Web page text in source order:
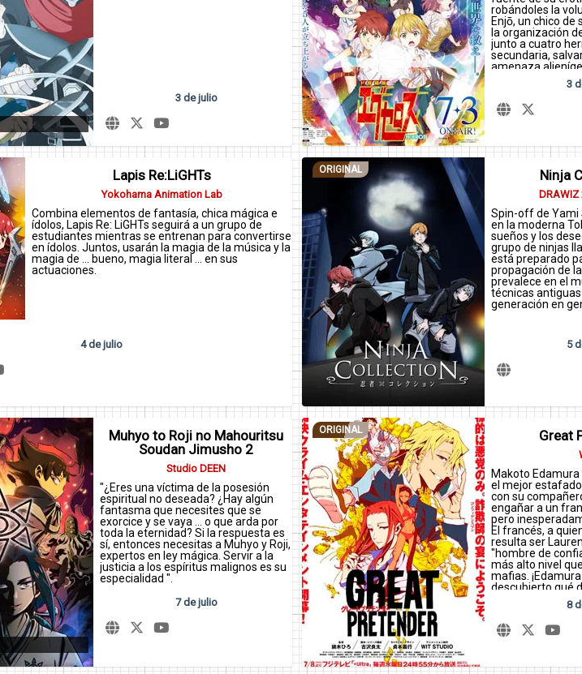
3 de julio
robándoles la
Enjō, un chico de
la organización
junto a cuatro
secundaria,
amenaza
3
Lapis Re:LiGHTs
Yokohama Animation Lab
Combina elementos de fantasía, chica mágica e
ídolos, Lapis Re: LiGHTs seguirá a un grupo de
estudiantes mientras se entrenan para convertirse
en ídolos. Juntos, usarán la magia de la música y la
magia de ... bueno, magia literal ... en sus
actuaciones.
4 de julio
ORIGINAL Ninja
DRAWIZ
Spin-off de Yami
en la moderna
sueños y los
grupo de ninjas
está preparado
propagación de
prevalece en el
técnicas
generación en
5
Muhyo to Roji no Mahouritsu
Soudan Jimusho 2
Studio DEEN
"¿Eres una víctima de la posesión
espiritual no deseada? ¿Hay algún
fantasma que necesites que se
exorcice y se vaya ... o que arda por
toda la eternidad? Si la respuesta es
sí, entonces necesitas a Muhyo y Roji,
expertos en ley mágica. Servir a la
justicia a los espíritus malignos es su
especialidad ".
7 de julio
ORIGINAL Great
Makoto
el mejor
con su
engañar a un
pero
El francés, a
resulta ser
"hombre de
más alto nivel
mafias.
descubierto qué
después de
en los trabajos8